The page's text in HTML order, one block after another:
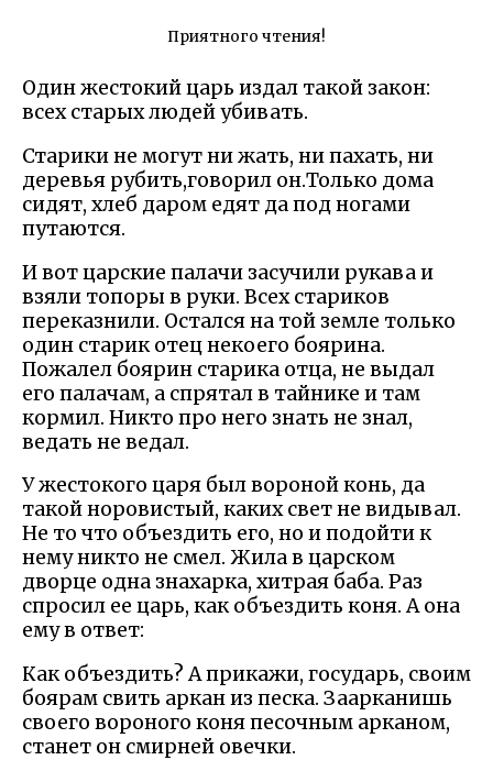
Приятного чтения!
Один жестокий царь издал такой закон:
всех старых людей убивать.
Старики не могут ни жать, ни пахать, ни
деревья рубить,говорил он.Только дома
сидят, хлеб даром едят да под ногами
путаются.
И вот царские палачи засучили рукава и
взяли топоры в руки. Всех стариков
переказнили. Остался на той земле только
один старик отец некоего боярина.
Пожалел боярин старика отца, не выдал
его палачам, а спрятал в тайнике и там
кормил. Никто про него знать не знал,
ведать не ведал.
У жестокого царя был вороной конь, да
такой норовистый, каких свет не видывал.
Не то что объездить его, но и подойти к
нему никто не смел. Жила в царском
дворце одна знахарка, хитрая баба. Раз
спросил ее царь, как объездить коня. А она
ему в ответ:
Как объездить? А прикажи, государь, своим
боярам свить аркан из песка. Заарканишь
своего вороного коня песочным арканом,
станет он смирней овечки.